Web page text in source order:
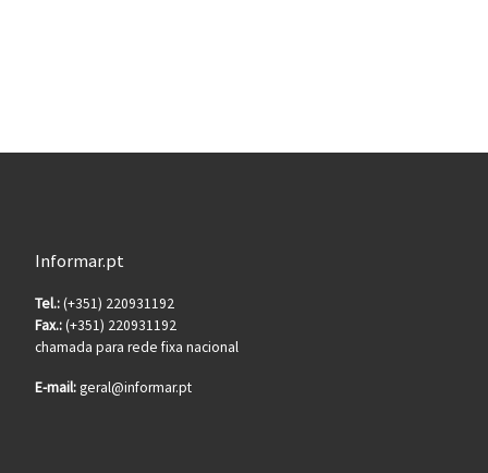
Informar.pt
Tel.:(+351) 220931192
Fax.:(+351) 220931192
chamada para rede fixa nacional
E-mail:geral@informar.pt